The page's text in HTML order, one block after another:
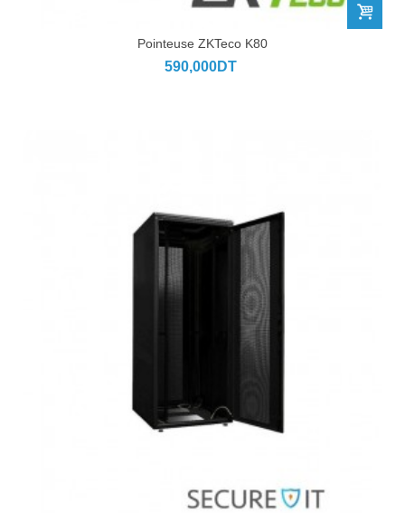
Pointeuse ZKTeco K80
590,000DT